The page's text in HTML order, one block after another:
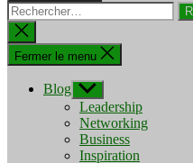
Rechercher :
Fermer
la
recherche
Fermer le menu
Blog Afficher
le
sous-
menu
Leadership
Networking
Business
Inspiration